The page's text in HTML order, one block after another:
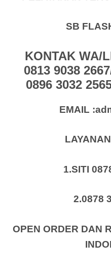
SB
KONTAK WA/
0813 9038
0896 3032
EMAIL
1.SITI
2.0878
OPEN ORDER DAN